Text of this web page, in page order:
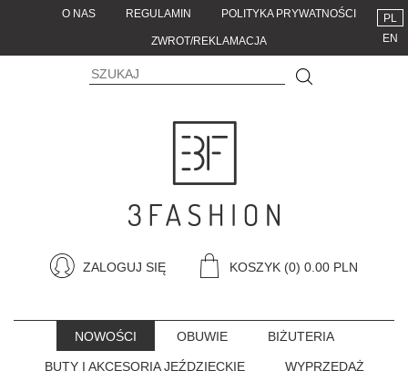
O NAS REGULAMIN POLITYKA PRYWATNOŚCI
ZWROT/REKLAMACJA
PL
EN
ZALOGUJ SIĘ KOSZYK (0) 0.00 PLN
NOWOŚCI OBUWIE BIŻUTERIA
BUTY I AKCESORIA JEŹDZIECKIE WYPRZEDAŻ